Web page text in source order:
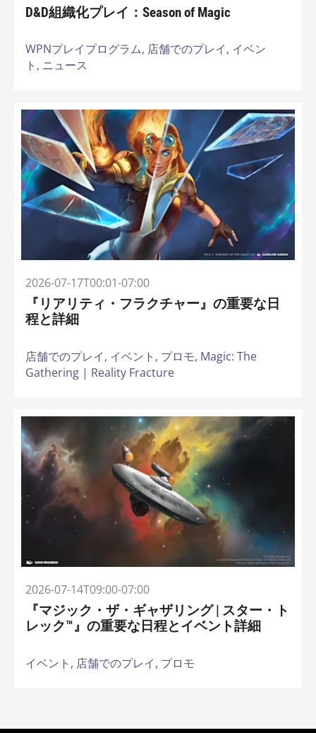
D&D組織化プレイ：Season of Magic
WPNプレイプログラム, 店舗でのプレイ, イベン
ト, ニュース
2026-07-17T00:01-07:00
『リアリティ・フラクチャー』の重要な日
程と詳細
店舗でのプレイ, イベント, プロモ, Magic: The
Gathering | Reality Fracture
2026-07-14T09:00-07:00
『マジック・ザ・ギャザリング | スター・ト
レック™』の重要な日程とイベント詳細
イベント, 店舗でのプレイ, プロモ